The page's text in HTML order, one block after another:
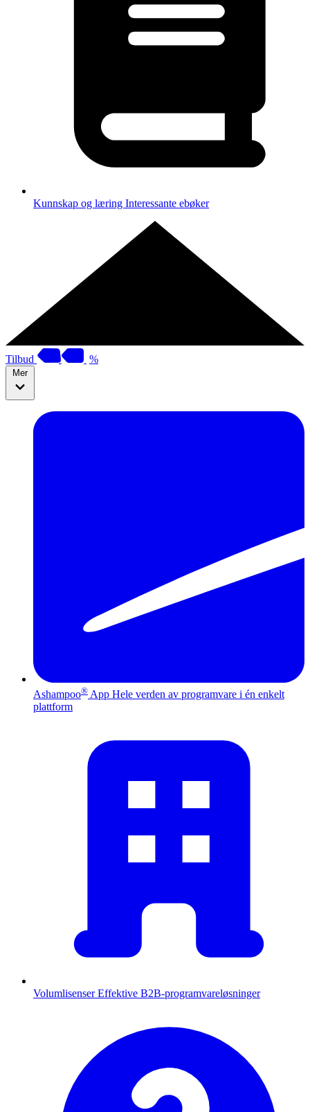
Kunnskap og læring Interessante ebøker
Tilbud %
Mer
Ashampoo® App Hele verden av programvare i én enkelt
plattform
Volumlisenser Effektive B2B-programvareløsninger